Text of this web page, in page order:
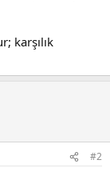
karşılık
#2